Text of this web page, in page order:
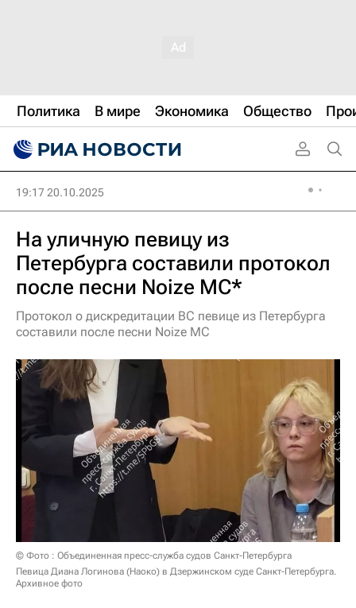
Политика В мире Экономика Общество
19:17 20.10.2025
На уличную певицу из
Петербурга составили протокол
после песни Noize MC*
Протокол о дискредитации ВС певице из Петербурга
составили после песни Noize MC
© Фото : Объединенная пресс-служба судов Санкт-Петербурга
Певица Диана Логинова (Наоко) в Дзержинском суде Санкт-Петербурга.
Архивное фото